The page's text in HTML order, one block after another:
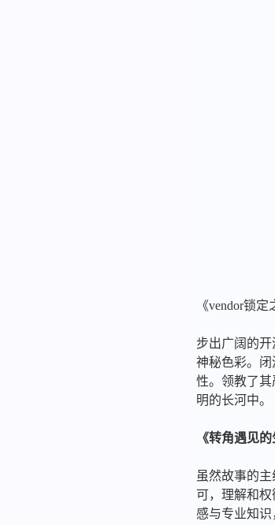
《vendor锁
步出广阔的开
神秘色彩。
性。领教了
明的长河中。
《转角遇见
虽然故事的
可，理解和
感与专业知识